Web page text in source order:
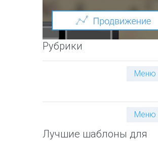
Рубрики
Меню
Меню
Лучшие шаблоны для